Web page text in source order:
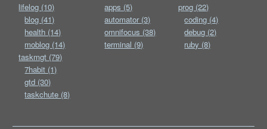
lifelog (10)
blog (41)
health (14)
moblog (14)
apps (5)
automator (3)
omnifocus (38)
terminal (9)
prog (22)
coding (4)
debug (2)
ruby (8)
taskmgt (79)
7habit (1)
gtd (30)
taskchute (8)